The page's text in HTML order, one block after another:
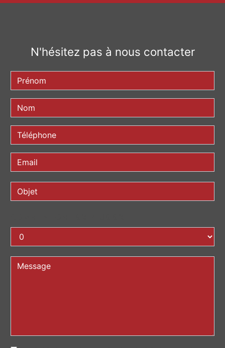
N'hésitez pas à nous contacter